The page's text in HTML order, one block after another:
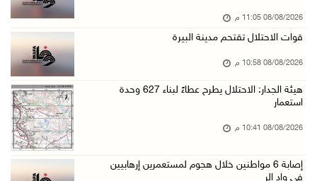
شعراء غزة يوثقون النزوح والفقد بقصائد من الخي ...
08/آب/2026 06:20 م
08/08/2026 11:05 م
قوات الاحتلال تقتحم مدينة البيرة
08/08/2026 10:58 م
هيئة الجدار: الاحتلال يطرح عطاءً لبناء 627 وحدة
استعمار
08/08/2026 10:41 م
إصابة 6 مواطنين خلال هجوم لمستعمرين إرهابيين
في واد الر